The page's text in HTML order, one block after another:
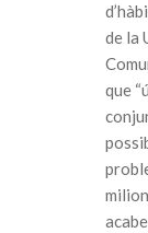
de la
que